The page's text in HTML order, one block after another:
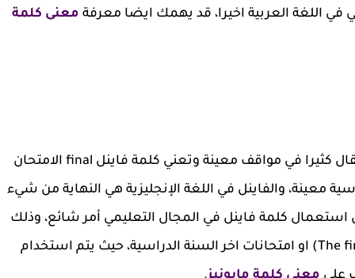
معنى كلمة
كلمة فاينل من الكلمات المنتشرة بين الشباب وتقال كثيرا في مواقف معينة وتعني كلمة فاينل final الامتحان
معينة، والفاينل في اللغة الإنجليزية هي النهاية من شيء
استعمال كلمة فاينل في المجال التعليمي أمر شائع، وذلك
بدلًا من استعمال كلمة الامتحان النهائي (The final test) او امتحانات اخر السنة الدراسية، حيث يتم استخدام